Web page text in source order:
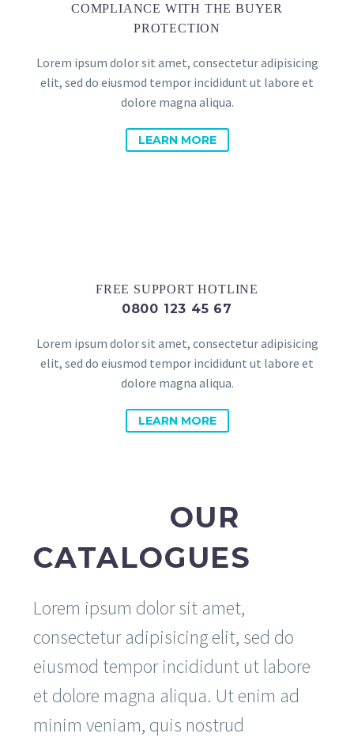
COMPLIANCE WITH THE BUYER
PROTECTION
Lorem ipsum dolor sit amet, consectetur adipisicing
elit, sed do eiusmod tempor incididunt ut labore et
dolore magna aliqua.
LEARN MORE
FREE SUPPORT HOTLINE
0800 123 45 67
Lorem ipsum dolor sit amet, consectetur adipisicing
elit, sed do eiusmod tempor incididunt ut labore et
dolore magna aliqua.
LEARN MORE
OUR
CATALOGUES
Lorem ipsum dolor sit amet,
consectetur adipisicing elit, sed do
eiusmod tempor incididunt ut labore
et dolore magna aliqua. Ut enim ad
minim veniam, quis nostrud